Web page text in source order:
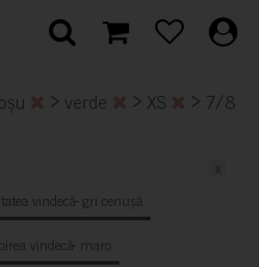
> verde > XS > 7/8
vindecă- gri cenușă
vindecă- maro